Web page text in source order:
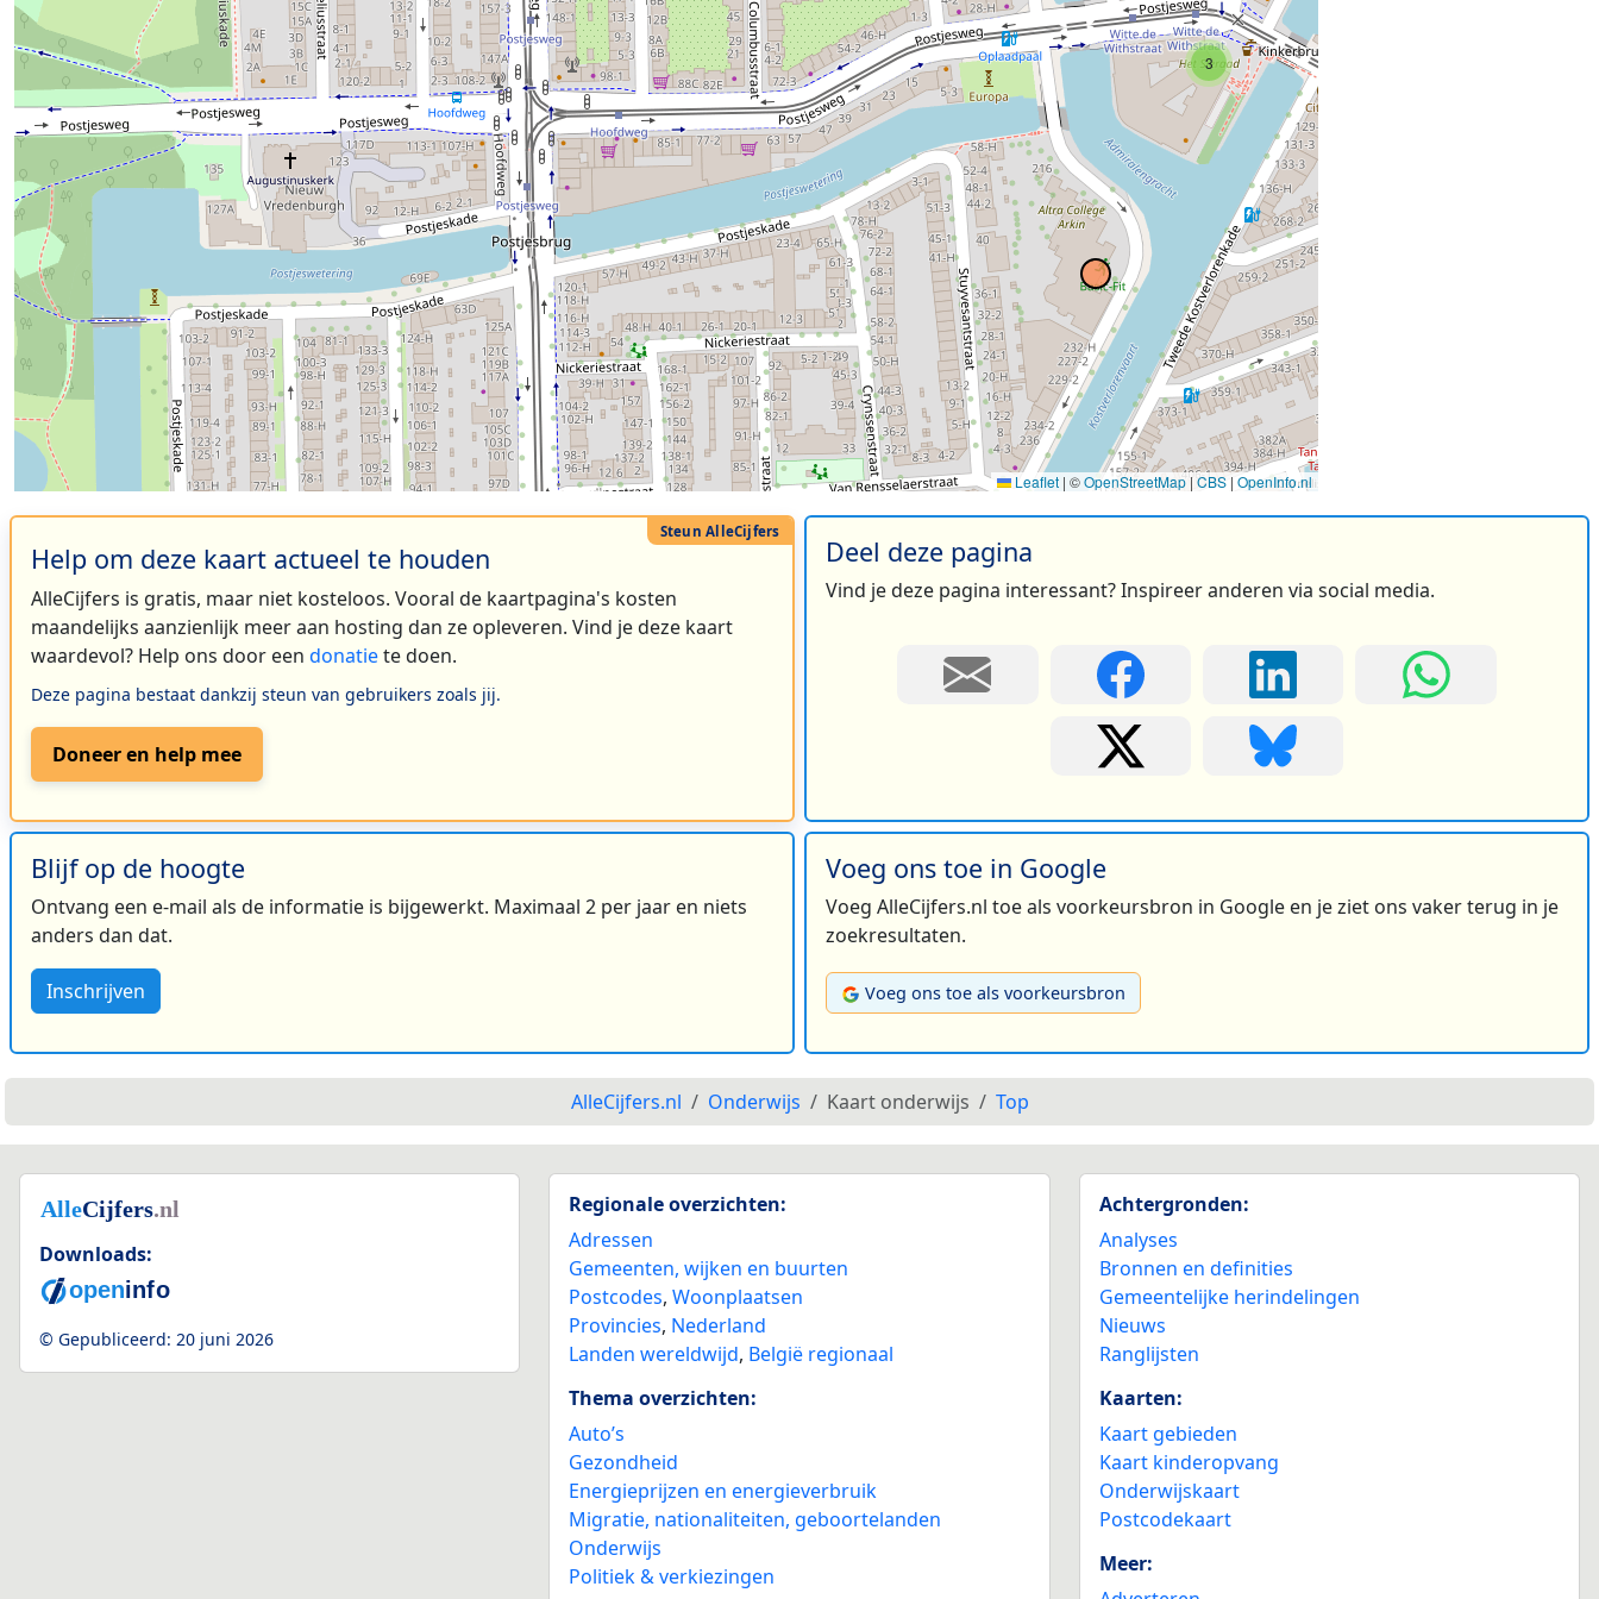
3
Leaflet | ©OpenStreetMap | CBS | OpenInfo.nl
Help om deze kaart actueel te houden
AlleCijfers is gratis, maar niet kosteloos. Vooral de kaartpagina's kosten
maandelijks aanzienlijk meer aan hosting dan ze opleveren. Vind je deze kaart
waardevol? Help ons door een donatiete doen.
Deze pagina bestaat dankzij steun van gebruikers zoals jij.
Doneer en help mee
Deel deze pagina
Vind je deze pagina interessant? Inspireer anderen via social media.
Blijf op de hoogte
Ontvang een e-mail als de informatie is bijgewerkt. Maximaal 2 per jaar en niets
anders dan dat.
Inschrijven
Voeg ons toe in Google
Voeg AlleCijfers.nl toe als voorkeursbron in Google en je ziet ons vaker terug in je
zoekresultaten.
Voeg ons toe als voorkeursbron
AlleCijfers.nl Onderwijs Kaart onderwijs Top
Downloads:
© Gepubliceerd: 20 juni 2026
Regionale overzichten:
Adressen
Gemeenten, wijken en buurten
Postcodes,Woonplaatsen
Provincies, Nederland
Landen wereldwijd, België regionaal
Thema overzichten:
Auto’s
Gezondheid
Energieprijzen en energieverbruik
Migratie, nationaliteiten, geboortelanden
Onderwijs
Politiek & verkiezingen
Achtergronden:
Analyses
Bronnen en definities
Gemeentelijke herindelingen
Nieuws
Ranglijsten
Kaarten:
Kaart gebieden
Kaart kinderopvang
Onderwijskaart
Postcodekaart
Meer: